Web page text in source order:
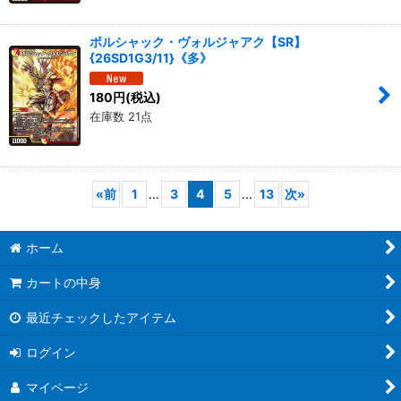
ボルシャック・ヴォルジャアク【SR】
{26SD1G3/11}《多》
180円(税込)
在庫数 21点
«前 1 ... 3 4 5 ... 13 次»
ホーム
カートの中身
最近チェックしたアイテム
ログイン
マイページ